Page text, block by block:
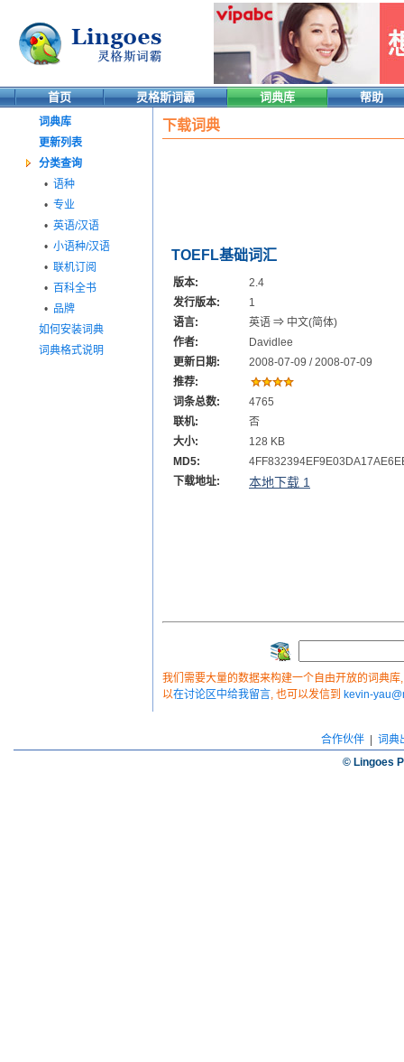
首页 灵格斯词霸 词典库 帮助
词典库
更新列表
分类查询
• 语种
• 专业
• 英语/汉语
• 小语种/汉语
• 联机订阅
• 百科全书
• 品牌
如何安装词典
词典格式说明
下载词典
TOEFL基础词汇
版本:
2.4
发行版本:
1
语言:
英语 ⇒ 中文(简体)
作者:
Davidlee
更新日期:
2008-07-09 / 2008-07-09
推荐:
词条总数:
4765
联机:
否
大小:
128 KB
MD5:
下载地址:
本地下载 1
我们需要大量的数据来构建一个自由开放的词典
以在讨论区中给我留言, 也可以发信到 kevin-
合作伙伴| 词典
© Lingoes